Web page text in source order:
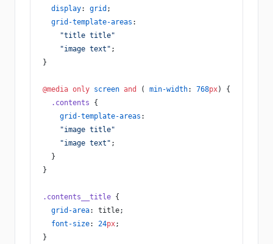
  display
: grid ;
  grid-template-areas
:
    "title title"
    "image text"
;
}
@media only screen and ( min-width: 768px) {
  .contents
{
    grid-template-areas
:
    "image title"
    "image text"
;
  }
}
.contents__title {
  grid-area
: title;
  font-size
: 24px;
}